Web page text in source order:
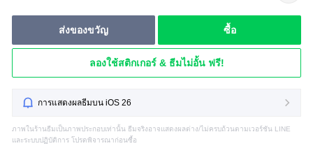
ส่งของขวัญ ซื้อ
ลองใช้สติกเกอร์ & ธีมไม่อั้น ฟรี!
การแสดงผลธีมบน iOS 26
ภาพในร้านธีมเป็นภาพประกอบเท่านั้น ธีมจริงอาจแสดงผลต่าง/ไม่ครบถ้วนตามเวอร์ชัน LINE
และระบบปฏิบัติการ โปรดพิจารณาก่อนซื้อ